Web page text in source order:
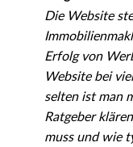
Die Website
Erfolg von
Website bei
selten ist man
Ratgeber
muss und wie